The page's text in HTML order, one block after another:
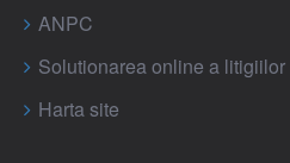
ANPC
Solutionarea online a litigiilor
Harta site